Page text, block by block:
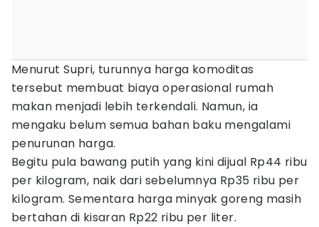
Menurut Supri, turunnya harga komoditas
tersebut membuat biaya operasional rumah
makan menjadi lebih terkendali. Namun, ia
mengaku belum semua bahan baku mengalami
penurunan harga.
Begitu pula bawang putih yang kini dijual Rp44 ribu
per kilogram, naik dari sebelumnya Rp35 ribu per
kilogram. Sementara harga minyak goreng masih
bertahan di kisaran Rp22 ribu per liter.